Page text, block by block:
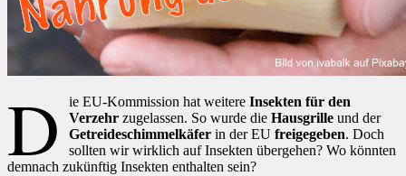
D ie EU-Kommission hat weitere Insekten für den
Verzehr zugelassen. So wurde die Hausgrille und der
Getreideschimmelkäfer in der EU freigegeben. Doch
sollten wir wirklich auf Insekten übergehen? Wo könnten
demnach zukünftig Insekten enthalten sein?